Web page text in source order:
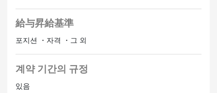
給与昇給基準
포지션 ・자격 ・그 외
계약 기간의 규정
있음